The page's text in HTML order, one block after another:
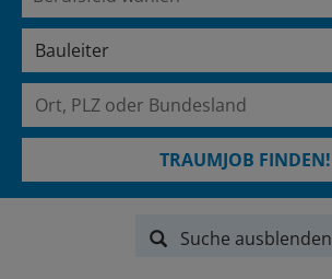
TRAUMJOB FINDEN!
Suche ausblenden